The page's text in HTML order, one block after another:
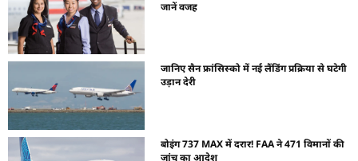
जानें वजह
जानिए सैन फ्रांसिस्को में नई लैंडिंग प्रक्रिया से घटेगी
उड़ान देरी
बोइंग 737 MAX में दरार! FAA ने 471 विमानों की
जांच का आदेश